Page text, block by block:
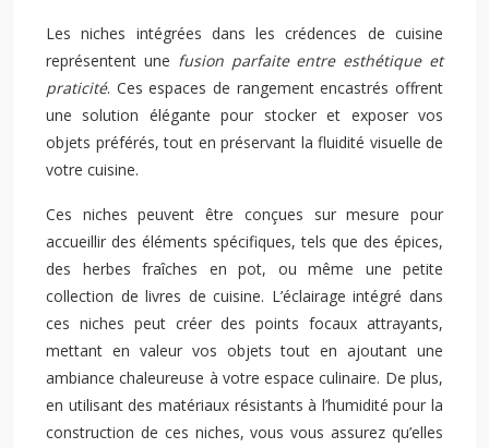
Les niches intégrées dans les crédences de cuisine
représentent une fusion parfaite entre esthétique et
praticité. Ces espaces de rangement encastrés offrent
une solution élégante pour stocker et exposer vos
objets préférés, tout en préservant la fluidité visuelle de
votre cuisine.
Ces niches peuvent être conçues sur mesure pour
accueillir des éléments spécifiques, tels que des épices,
des herbes fraîches en pot, ou même une petite
collection de livres de cuisine. L’éclairage intégré dans
ces niches peut créer des points focaux attrayants,
mettant en valeur vos objets tout en ajoutant une
ambiance chaleureuse à votre espace culinaire. De plus,
en utilisant des matériaux résistants à l’humidité pour la
construction de ces niches, vous vous assurez qu’elles